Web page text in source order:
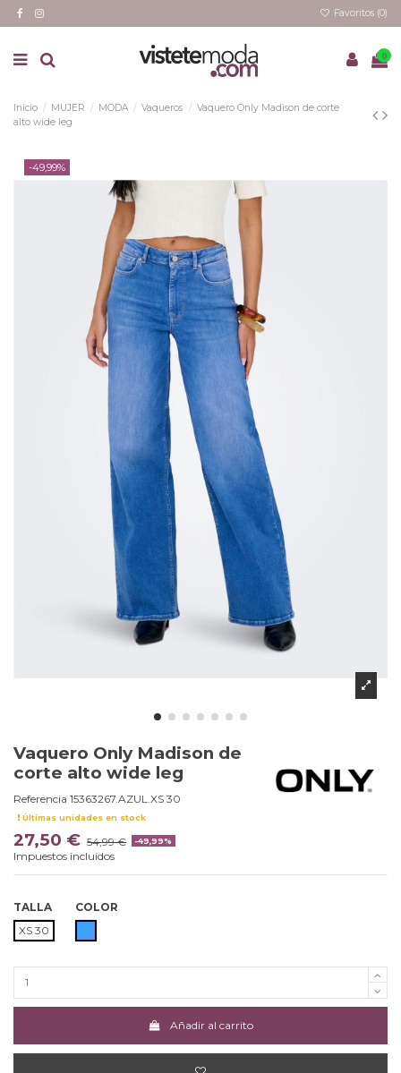
Favoritos (0)
0
Inicio MUJER MODA Vaqueros
Vaquero Only Madison de corte
alto wide leg
-49,99%
Vaquero Only Madison de
corte alto wide leg
Referencia 15363267.AZUL.XS 30
Últimas unidades en stock
27,50 € 54,99 € -49,99%
Impuestos incluidos
TALLA
XS 30
COLOR
Añadir al carrito